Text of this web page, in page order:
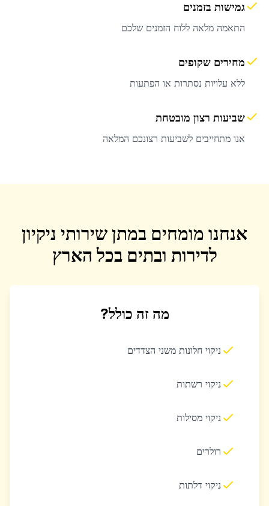
גמישות בזמנים
התאמה מלאה ללוח הזמנים שלכם
מחירים שקופים
ללא עלויות נסתרות או הפתעות
שביעות רצון מובטחת
אנו מתחייבים לשביעות רצונכם המלאה
אנחנו מומחים במתן שירותי ניקיון
לדירות ובתים בכל הארץ
מה זה כולל?
ניקוי חלונות משני הצדדים
ניקוי רשתות
ניקוי מסילות
רולרים
ניקוי דלתות